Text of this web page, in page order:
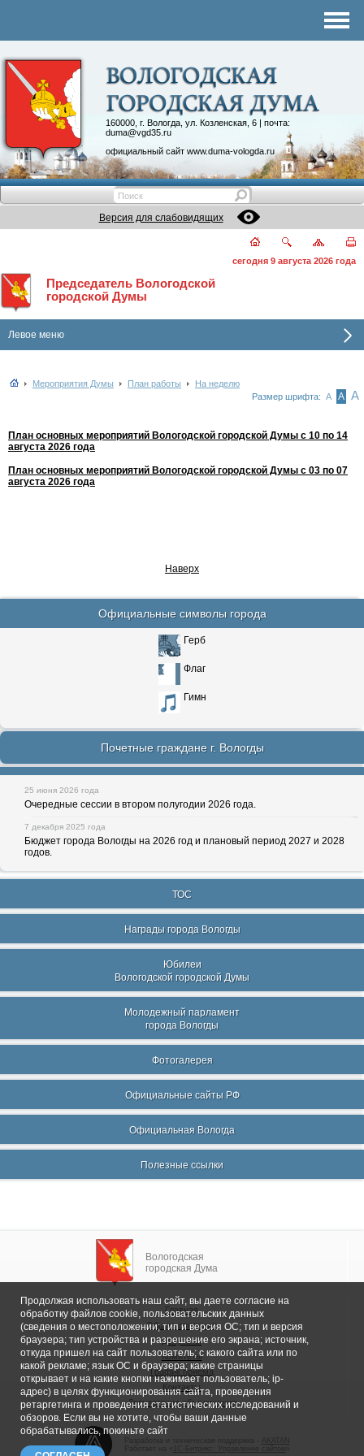
160000, г. Вологда, ул. Козленская, 6 | почта:
duma@vgd35.ru
официальный сайт www.duma-vologda.ru
Контакты
Депутатские объединения
Версия для слабовидящих
сегодня 9 августа 2026 года
Председатель Вологодской
городской Думы
Левое меню
Мероприятия Думы План работы
На неделю
Размер шрифта: А А А
План основных мероприятий Вологодской городской Думы с 10 по 14
августа 2026 года
План основных мероприятий Вологодской городской Думы с 03 по 07
августа 2026 года
Наверх
Официальные символы города
Герб
Флаг
Гимн
Почетные граждане г. Вологды
25 июня 2026 года
Очередные сессии в втором полугодии 2026 года.
7 декабря 2025 года
Бюджет города Вологды на 2026 год и плановый период 2027 и 2028
годов.
ТОС
Награды города Вологды
Юбилеи
Вологодской городской Думы
Молодежный парламент
города Вологды
Фотогалерея
Официальные сайты РФ
Официальная Вологда
Полезные ссылки
Вологодская
городская Дума
Главная
Общие сведения
Депутаты
Комитеты
График приема
Контакты
Депутатские объединения
1С-Битрикс: Управление сайтом
Продолжая использовать наш сайт, вы даете согласие на
обработку файлов cookie, пользовательских данных
(сведения о местоположении; тип и версия ОС; тип и версия
браузера; тип устройства и разрешение его экрана; источник,
откуда пришел на сайт пользователь; с какого сайта или по
какой рекламе; язык ОС и браузера; какие страницы
открывает и на какие кнопки нажимает пользователь; ip-
адрес) в целях функционирования сайта, проведения
ретаргетинга и проведения статистических исследований и
обзоров. Если вы не хотите, чтобы ваши данные
обрабатывались, покиньте сайт